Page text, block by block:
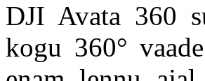
DJI Avata 360
kogu 360°